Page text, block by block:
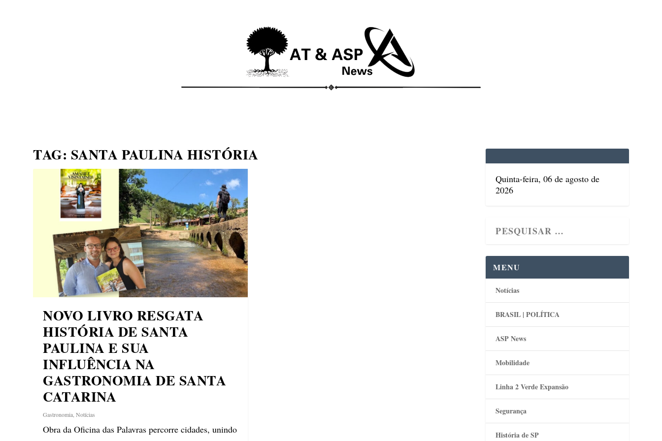
TAG: SANTA PAULINA HISTÓRIA
NOVO LIVRO RESGATA
HISTÓRIA DE SANTA
PAULINA E SUA
INFLUÊNCIA NA
GASTRONOMIA DE SANTA
CATARINA
Gastronomia ,Notícias
Obra da Oficina das Palavras percorre cidades, unindo
Quinta-feira, 06 de agosto de
2026
MENU
Notícias
BRASIL | POLÍTICA
ASP News
Mobilidade
Linha 2 Verde Expansão
Segurança
História de SP